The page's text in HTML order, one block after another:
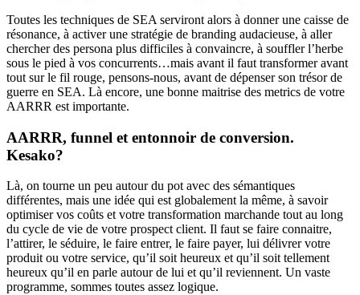
Toutes les techniques de SEA serviront alors à donner une caisse de
résonance, à activer une stratégie de branding audacieuse, à aller
chercher des persona plus difficiles à convaincre, à souffler l’herbe
sous le pied à vos concurrents…mais avant il faut transformer avant
tout sur le fil rouge, pensons-nous, avant de dépenser son trésor de
guerre en SEA. Là encore, une bonne maitrise des metrics de votre
AARRR est importante.
AARRR, funnel et entonnoir de conversion.
Kesako?
Là, on tourne un peu autour du pot avec des sémantiques
différentes, mais une idée qui est globalement la même, à savoir
optimiser vos coûts et votre transformation marchande tout au long
du cycle de vie de votre prospect client. Il faut se faire connaitre,
l’attirer, le séduire, le faire entrer, le faire payer, lui délivrer votre
produit ou votre service, qu’il soit heureux et qu’il soit tellement
heureux qu’il en parle autour de lui et qu’il reviennent. Un vaste
programme, sommes toutes assez logique.